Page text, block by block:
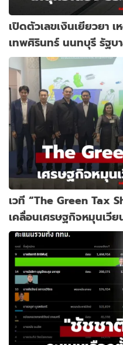
เปิดตัวเลขเงินเยียวยา เ
เทพศิรินทร์ นนทบุรี รัฐบา
เวที “The Green Tax
เคลื่อนเศรษฐกิจหมุนเวีย